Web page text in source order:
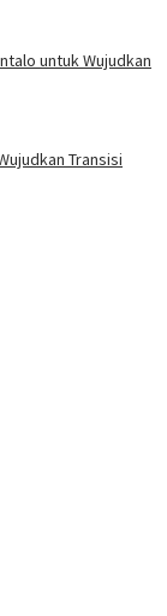
untuk Wujudkan
Transisi